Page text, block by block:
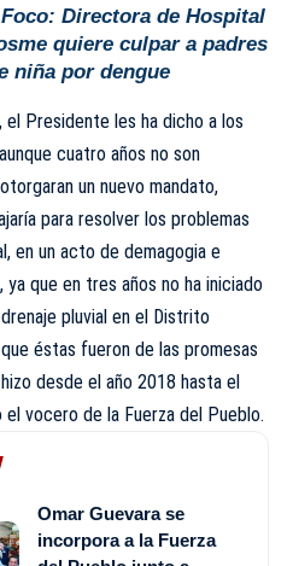
Directora de Hospital
quiere culpar a padres
niña por dengue
el Presidente les ha dicho a los
cuatro años no son
un nuevo mandato,
para resolver los problemas
en un acto de demagogia e
ya que en tres años no ha iniciado
pluvial en el Distrito
éstas fueron de las promesas
desde el año 2018 hasta el
el vocero de la Fuerza del Pueblo.
Omar Guevara se
incorpora a la Fuerza